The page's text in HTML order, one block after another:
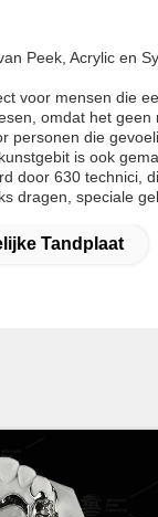
Peek, Acrylic en
voor mensen die
omdat het geen
personen die
is ook
door 630
dragen, speciale
Tandplaat